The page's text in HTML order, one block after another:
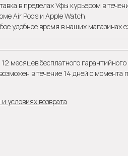
в пределах Уфы курьером в
Air Pods и Apple Watch.
удобное время в наших магазинах
месяцев бесплатного
в течение 14 дней с момента
условиях возврата